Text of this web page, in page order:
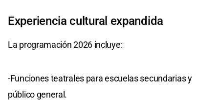
Experiencia cultural expandida
La programación 2026 incluye:
-Funciones teatrales para escuelas secundarias y
público general.